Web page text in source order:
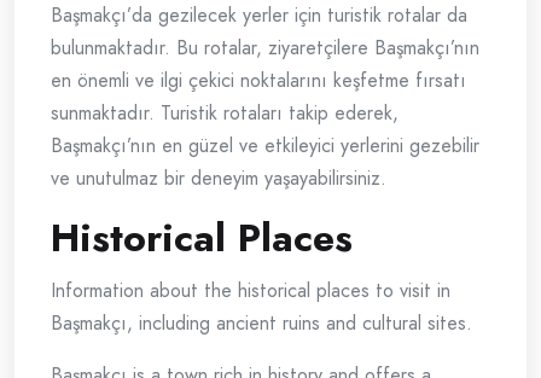
Başmakçı’da gezilecek yerler için turistik rotalar da
bulunmaktadır. Bu rotalar, ziyaretçilere Başmakçı’nın
en önemli ve ilgi çekici noktalarını keşfetme fırsatı
sunmaktadır. Turistik rotaları takip ederek,
Başmakçı’nın en güzel ve etkileyici yerlerini gezebilir
ve unutulmaz bir deneyim yaşayabilirsiniz.
Historical Places
Information about the historical places to visit in
Başmakçı, including ancient ruins and cultural sites.